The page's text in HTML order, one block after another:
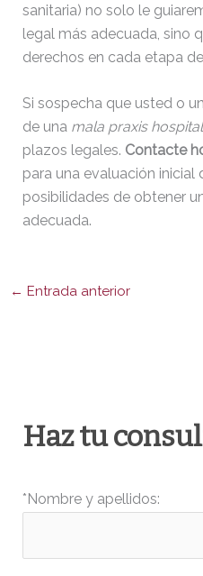
sanitaria) no solo le
legal más adecuada, sino
derechos en cada etapa
Si sospecha que usted o
de una mala praxis
plazos legales. Contacte
para una evaluación inicial
posibilidades de obtener
adecuada.
← Entrada anterior
Haz tu
*Nombre y apellidos: